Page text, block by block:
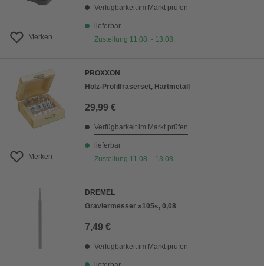
Merken
Verfügbarkeit im Markt prüfen
lieferbar
Zustellung 11.08. - 13.08.
Merken
PROXXON
Holz-Profilfräserset, Hartmetall
29,99 €
Verfügbarkeit im Markt prüfen
lieferbar
Zustellung 11.08. - 13.08.
DREMEL
Graviermesser »105«, 0,08
7,49 €
Verfügbarkeit im Markt prüfen